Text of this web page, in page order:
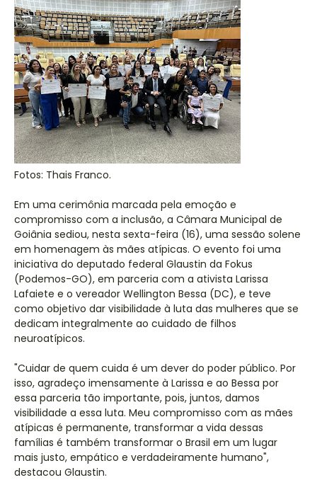
Fotos: Thais Franco.
Em uma cerimônia marcada pela emoção e
compromisso com a inclusão, a Câmara Municipal de
Goiânia sediou, nesta sexta-feira (16), uma sessão solene
em homenagem às mães atípicas. O evento foi uma
iniciativa do deputado federal Glaustin da Fokus
(Podemos-GO), em parceria com a ativista Larissa
Lafaiete e o vereador Wellington Bessa (DC), e teve
como objetivo dar visibilidade à luta das mulheres que se
dedicam integralmente ao cuidado de filhos
neuroatípicos.
"Cuidar de quem cuida é um dever do poder público. Por
isso, agradeço imensamente à Larissa e ao Bessa por
essa parceria tão importante, pois, juntos, damos
visibilidade a essa luta. Meu compromisso com as mães
atípicas é permanente, transformar a vida dessas
famílias é também transformar o Brasil em um lugar
mais justo, empático e verdadeiramente humano",
destacou Glaustin.